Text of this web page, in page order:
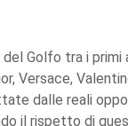
del Golfo tra i
Versace,
dalle reali
il rispetto di